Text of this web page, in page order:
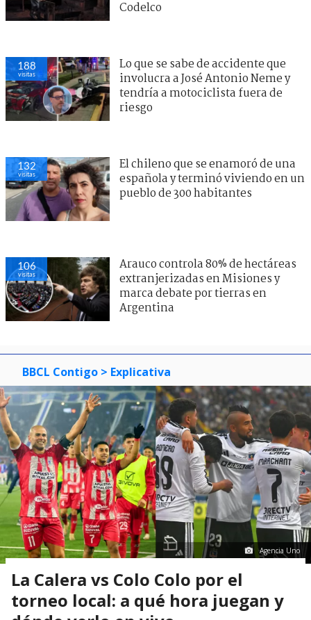
Codelco
188
visitas
Lo que se sabe de accidente que
involucra a José Antonio Neme y
tendría a motociclista fuera de
riesgo
132
visitas
El chileno que se enamoró de una
española y terminó viviendo en un
pueblo de 300 habitantes
106
visitas
Arauco controla 80% de hectáreas
extranjerizadas en Misiones y
marca debate por tierras en
Argentina
BBCL Contigo > Explicativa
Agencia Uno
La Calera vs Colo Colo por el
torneo local: a qué hora juegan y